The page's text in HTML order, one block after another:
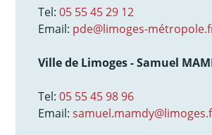
Tel:05 55 45 29 12
Email: pde@limoges-
Ville de Limoges - Samuel
Tel:05 55 45 98 96
Email: